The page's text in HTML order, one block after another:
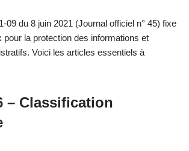
09 du 8 juin 2021 (Journal officiel n° 45) fixe
pour la protection des informations et
Voici les articles essentiels à
– Classification